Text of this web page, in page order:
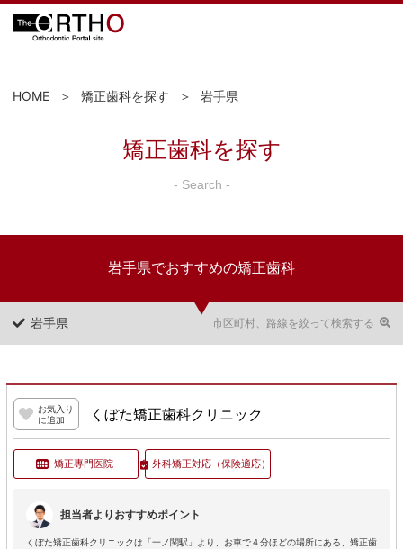
HOME 矯正歯科を探す 岩手県
矯正歯科を探す
- Search -
岩手県でおすすめの矯正歯科
岩手県 市区町村、路線を絞って検索する
お気入り
に追加
くぼた矯正歯科クリニック
矯正専門医院 外科矯正対応（保険適応）
担当者よりおすすめポイント
くぼた矯正歯科クリニックは「一ノ関駅」より、お車で４分ほどの場所にある、矯正歯